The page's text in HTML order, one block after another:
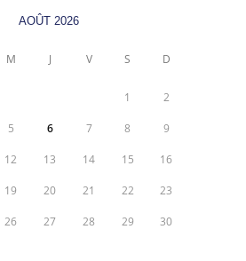
AOÛT 2026
M J V S D
1 2
5 6 7 8 9
12 13 14 15 16
19 20 21 22 23
26 27 28 29 30